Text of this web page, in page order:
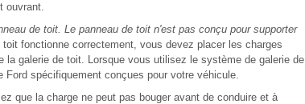
ouvrant.
de toit. Le panneau de toit n'est pas conçu pour supporter
fonctionne correctement, vous devez placer les charges
galerie de toit. Lorsque vous utilisez le système de galerie de
spécifiquement conçues pour votre véhicule.
que la charge ne peut pas bouger avant de conduire et à